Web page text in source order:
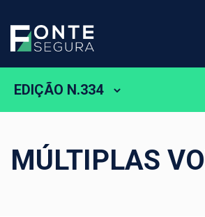
EDIÇÃO N.334
MÚLTIPLAS